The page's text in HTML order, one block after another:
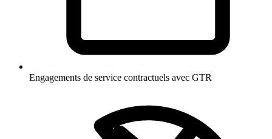
Engagements de service contractuels avec GTR